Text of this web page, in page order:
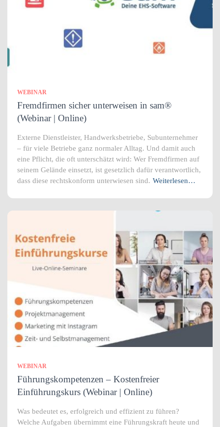
WEBINAR
Fremdfirmen sicher unterweisen in sam®
(Webinar | Online)
Externe Dienstleister, Handwerksbetriebe, Subunternehmer
– für viele Betriebe ganz normaler Alltag. Und damit auch
eine Pflicht, die oft unterschätzt wird: Wer Fremdfirmen auf
seinem Gelände einsetzt, ist gesetzlich dafür verantwortlich,
dass diese rechtskonform unterwiesen sind. Weiterlesen…
WEBINAR
Führungskompetenzen – Kostenfreier
Einführungskurs (Webinar | Online)
Was bedeutet es, erfolgreich und effizient zu führen?
Welche Aufgaben übernimmt eine Führungskraft heute und